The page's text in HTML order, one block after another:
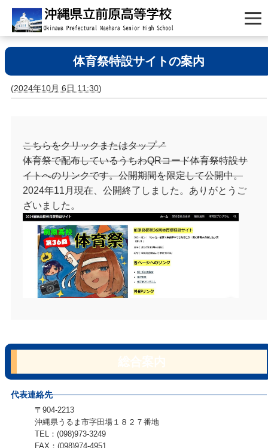
体育祭特設サイトの案内
(2024年10月 6日 11:30)
こちらをクリックまたはタップ↗
体育祭で配布しているうちわQRコード体育祭特設サ
イトへのリンクです。公開期間を限定して公開中。
2024年11月現在、公開終了しました。ありがとうご
ざいました。
代表連絡先
〒904-2213
沖縄県うるま市字田場１８２７番地
TEL：(098)973-3249
FAX：(098)974-4951